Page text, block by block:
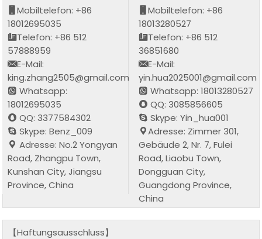
Mobiltelefon: +86
18012695035
Telefon: +86 512
57888959
E-Mail:
king.zhang2505@gmail.com
Whatsapp:
18012695035
QQ: 3377584302
Skype: Benz_009
Adresse: No.2 Yongyan
Road, Zhangpu Town,
Kunshan City, Jiangsu
Province, China
Mobiltelefon: +86
18013280527
Telefon: +86 512
36851680
E-Mail:
yin.hua2025001@gmail.com
Whatsapp: 18013280527
QQ: 3085856605
Skype: Yin_hua001
Adresse: Zimmer 301,
Gebäude 2, Nr. 7, Fulei
Road, Liaobu Town,
Dongguan City,
Guangdong Province,
China
【Haftungsausschluss】